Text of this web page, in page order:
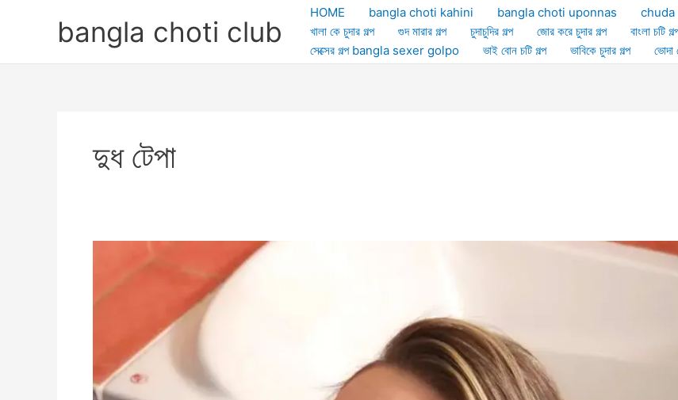
bangla choti club
HOME bangla choti kahini bangla choti uponnas
খালা কে চুদার গল্প
গুদ মারার গল্প চুদাচুদির গল্প জোর করে চুদার গল্প বাংলা চটি
সেক্সের গল্প bangla sexer golpo
ভাই বোন চটি গল্প ভাবিকে চুদার গল্প ভোদা
দুধ টেপা